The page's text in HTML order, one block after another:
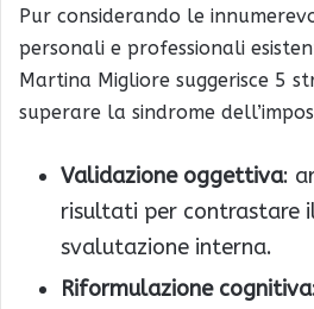
Pur considerando le
personali e professionali
Martina Migliore suggerisce 5
superare la sindrome
Validazione oggettiva:
risultati per contrastare
svalutazione interna.
Riformulazione cognitiva